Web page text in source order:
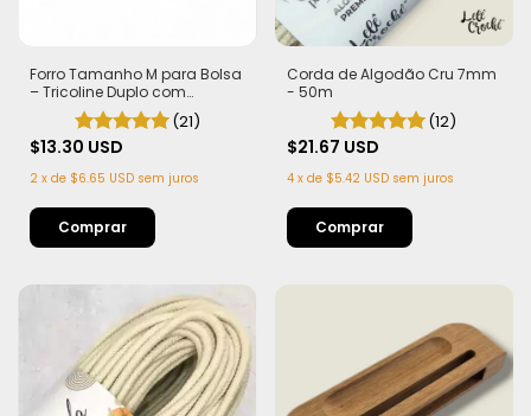
Forro Tamanho M para Bolsa
– Tricoline Duplo com
Entretela no fundo
(21)
$13.30 USD
2 x de $6.65 USD sem juros
Comprar
Corda de Algodão Cru 7mm
- 50m
(12)
$21.67 USD
4 x de $5.42 USD sem juros